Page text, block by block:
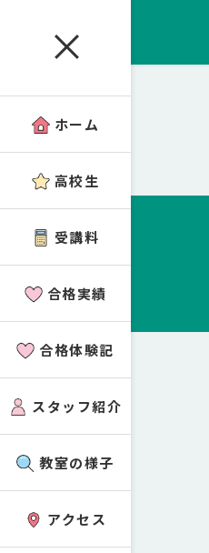
ホーム
高校生
受講料
合格実績
合格体験記
スタッフ紹介
教室の様子
アクセス